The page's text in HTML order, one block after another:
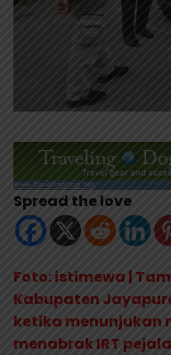
Spread the love
Foto: istimewa |
Kabupaten
ketika menunjukan
menabrak IRT